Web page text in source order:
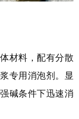
材料，配有分散
专用消泡剂。显
碱条件下迅速消